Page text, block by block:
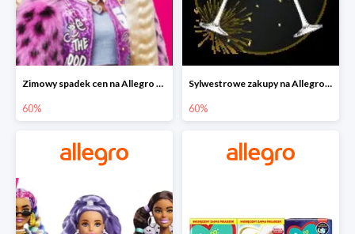
Zimowy spadek cen na Allegro - lalki Barbie do -60%
60%
Sylwestrowe zakupy na Allegro do -60%
60%